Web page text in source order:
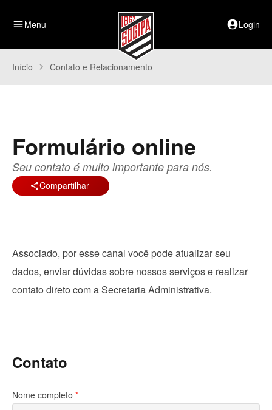
menuMenu account_circleLogin
Início chevron_right Contato e Relacionamento
Formulário online
Seu contato é muito importante para nós.
shareCompartilhar
Associado, por esse canal você pode atualizar seu
dados, enviar dúvidas sobre nossos serviços e realizar
contato direto com a Secretaria Administrativa.
Contato
Nome completo *